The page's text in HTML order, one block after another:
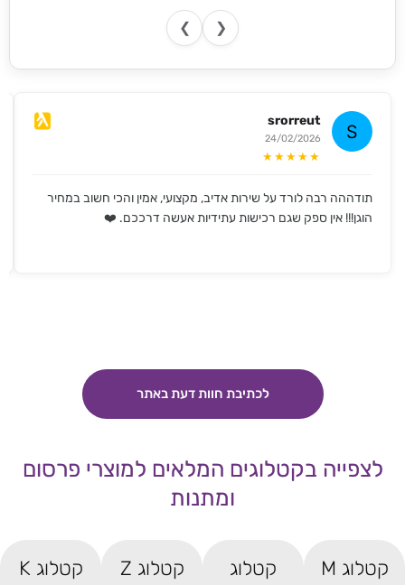
❯ ❮
srorreut
24/02/2026
★★★★★
תודההה רבה לורד על שירות אדיב, מקצועי, אמין והכי חשוב במחיר
הוגן!!! אין ספק שגם רכישות עתידיות אעשה דרככם. ❤️
לכתיבת חוות דעת באתר
לצפייה בקטלוגים המלאים למוצרי פרסום
ומתנות
קטלוג M
קטלוג
קטלוג Z קטלוג K